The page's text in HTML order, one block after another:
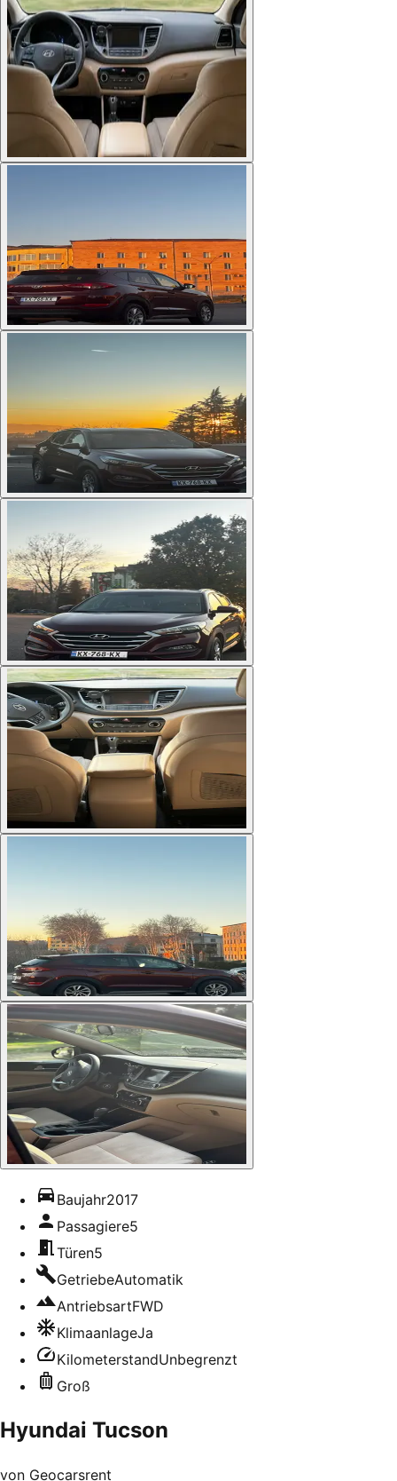
Baujahr2017
Passagiere5
Türen5
GetriebeAutomatik
AntriebsartFWD
KlimaanlageJa
KilometerstandUnbegrenzt
Groß
Hyundai Tucson
von Geocarsrent